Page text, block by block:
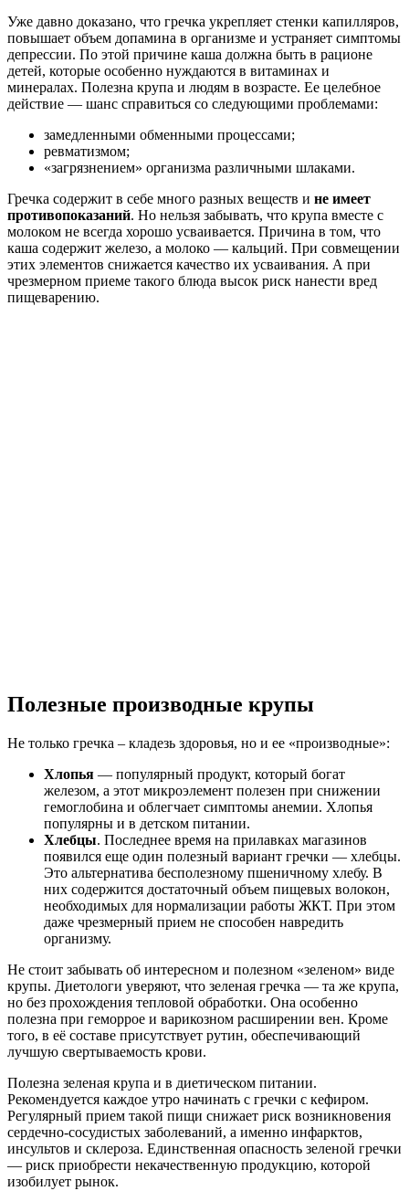
Уже давно доказано, что гречка укрепляет стенки капилляров,
повышает объем допамина в организме и устраняет симптомы
депрессии. По этой причине каша должна быть в рационе
детей, которые особенно нуждаются в витаминах и
минералах. Полезна крупа и людям в возрасте. Ее целебное
действие — шанс справиться со следующими проблемами:
замедленными обменными процессами;
ревматизмом;
«загрязнением» организма различными шлаками.
Гречка содержит в себе много разных веществ и не имеет
противопоказаний. Но нельзя забывать, что крупа вместе с
молоком не всегда хорошо усваивается. Причина в том, что
каша содержит железо, а молоко — кальций. При совмещении
этих элементов снижается качество их усваивания. А при
чрезмерном приеме такого блюда высок риск нанести вред
пищеварению.
Полезные производные крупы
Не только гречка – кладезь здоровья, но и ее «производные»:
Хлопья — популярный продукт, который богат
железом, а этот микроэлемент полезен при снижении
гемоглобина и облегчает симптомы анемии. Хлопья
популярны и в детском питании.
Хлебцы. Последнее время на прилавках магазинов
появился еще один полезный вариант гречки — хлебцы.
Это альтернатива бесполезному пшеничному хлебу. В
них содержится достаточный объем пищевых волокон,
необходимых для нормализации работы ЖКТ. При этом
даже чрезмерный прием не способен навредить
организму.
Не стоит забывать об интересном и полезном «зеленом» виде
крупы. Диетологи уверяют, что зеленая гречка — та же крупа,
но без прохождения тепловой обработки. Она особенно
полезна при геморрое и варикозном расширении вен. Кроме
того, в её составе присутствует рутин, обеспечивающий
лучшую свертываемость крови.
Полезна зеленая крупа и в диетическом питании.
Рекомендуется каждое утро начинать с гречки с кефиром.
Регулярный прием такой пищи снижает риск возникновения
сердечно-сосудистых заболеваний, а именно инфарктов,
инсультов и склероза. Единственная опасность зеленой гречки
— риск приобрести некачественную продукцию, которой
изобилует рынок.